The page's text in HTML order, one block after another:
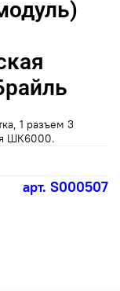
арт. S000507
1 разъем 3
ШК6000.